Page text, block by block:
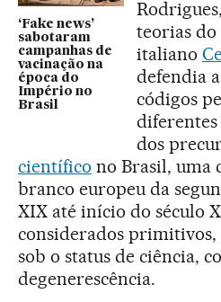
‘Fake news’
sabotaram
campanhas de
vacinação na
época do
Império no
Brasil
teorias
italiano
defendia
códigos
diferentes
dos
científico no Brasil, uma
branco europeu da
XIX até início do século
considerados primitivos,
sob o status de ciência,
degenerescência.